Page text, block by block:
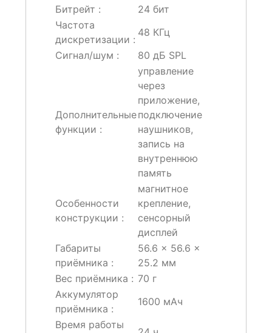
Битрейт :
24 бит
Частота
дискретизации :
48 КГц
Сигнал/шум :
80 дБ SPL
Дополнительные
функции :
управление
через
приложение,
подключение
наушников,
запись на
внутреннюю
память
Особенности
конструкции :
магнитное
крепление,
сенсорный
дисплей
Габариты
приёмника :
56.6 × 56.6 ×
25.2 мм
Вес приёмника : 70 г
Аккумулятор
приёмника :
1600 мАч
Время работы